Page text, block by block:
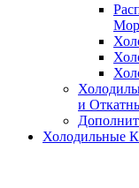
и
Холодильные